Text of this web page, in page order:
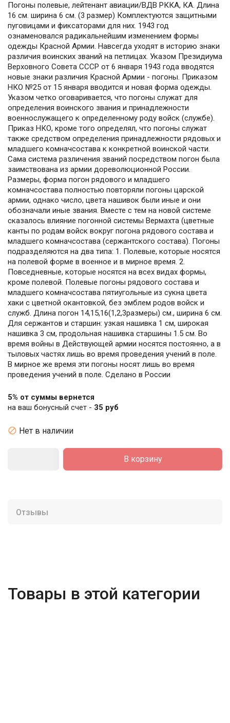
Погоны полевые, лейтенант авиации/ВДВ РККА, КА. Длина
16 см. ширина 6 см. (3 размер) Комплектуются защитными
пуговицами и фиксаторами для них. 1943 год
ознаменовался радикальнейшим изменением формы
одежды Красной Армии. Навсегда уходят в историю знаки
различия воинских званий на петлицах. Указом Президиума
Верховного Совета СССР от 6 января 1943 года вводятся
новые знаки различия Красной Армии - погоны. Приказом
НКО №25 от 15 января вводится и новая форма одежды.
Указом четко оговаривается, что погоны служат для
определения воинского звания и принадлежности
военнослужащего к определенному роду войск (службе).
Приказ НКО, кроме того определял, что погоны служат
также средством определения принадлежности рядовых и
младшего комначсостава к конкретной воинской части.
Сама система различения званий посредством погон была
заимствована из армии дореволюционной России.
Размеры, форма погон рядового и младшего
комначсостава полностью повторяли погоны царской
армии, однако число, цвета нашивок были иные и они
обозначали иные звания. Вместе с тем на новой системе
сказалось влияние погонной системы Вермахта (цветные
канты по родам войск вокруг погона рядового состава и
младшего комначсостава (сержантского состава). Погоны
подразделяются на два типа: 1. Полевые, которые носятся
на полевой форме в военное и в мирное время. 2.
Повседневные, которые носятся на всех видах формы,
кроме полевой. Полевые погоны рядового состава и
младшего комначсостава пятиугольные из сукна цвета
хаки с цветной окантовкой, без эмблем родов войск и
служб. Длина погон 14,15,16(1,2,3размеры) см., ширина 6 см.
Для сержантов и старшин: узкая нашивка 1 см, широкая
нашивка 3 см, продольная нашивка старшины 1.5 см. Во
время войны в Действующей армии носятся постоянно, а в
тыловых частях лишь во время проведения учений в поле.
В мирное же время эти погоны носят лишь во время
проведения учений в поле. Сделано в России
5% от суммы вернется
на ваш бонусный счет - 35 руб
 Нет в наличии
В корзину
Отзывы
Товары в этой категории